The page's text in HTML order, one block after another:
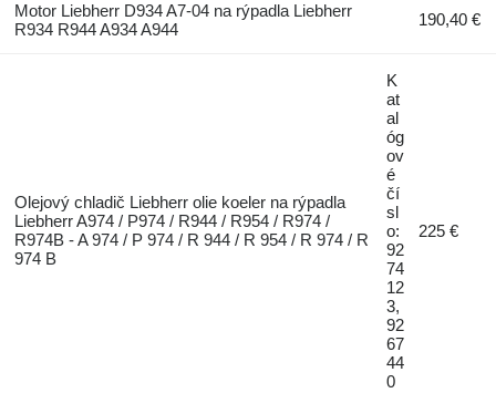
Motor Liebherr D934 A7-04 na rýpadla Liebherr
R934 R944 A934 A944
190,40 €
Olejový chladič Liebherr olie koeler na rýpadla
Liebherr A974 / P974 / R944 / R954 / R974 /
R974B - A 974 / P 974 / R 944 / R 954 / R 974 / R
974 B
K
at
al
óg
ov
é
čí
sl
o:
92
74
12
3,
92
67
44
0
225 €